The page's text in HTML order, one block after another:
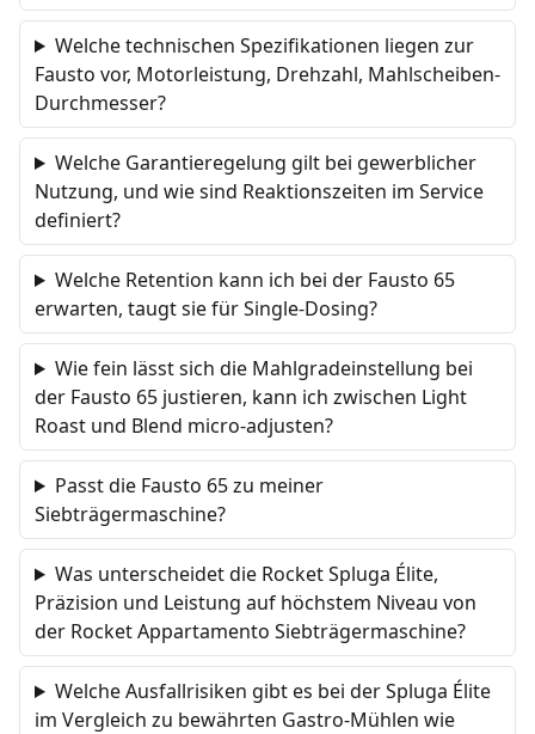
Welche technischen Spezifikationen liegen zur
Fausto vor, Motorleistung, Drehzahl, Mahlscheiben-
Durchmesser?
Welche Garantieregelung gilt bei gewerblicher
Nutzung, und wie sind Reaktionszeiten im Service
definiert?
Welche Retention kann ich bei der Fausto 65
erwarten, taugt sie für Single-Dosing?
Wie fein lässt sich die Mahlgradeinstellung bei
der Fausto 65 justieren, kann ich zwischen Light
Roast und Blend micro-adjusten?
Passt die Fausto 65 zu meiner
Siebträgermaschine?
Was unterscheidet die Rocket Spluga Élite,
Präzision und Leistung auf höchstem Niveau von
der Rocket Appartamento Siebträgermaschine?
Welche Ausfallrisiken gibt es bei der Spluga Élite
im Vergleich zu bewährten Gastro-Mühlen wie